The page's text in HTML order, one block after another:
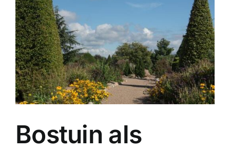
Bostuin als